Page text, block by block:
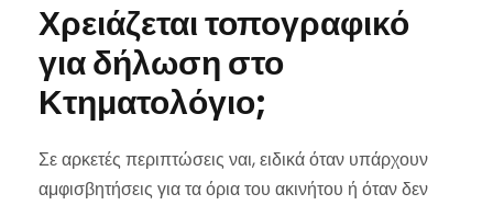
Χρειάζεται τοπογραφικό
για δήλωση στο
Κτηματολόγιο;
Σε αρκετές περιπτώσεις ναι, ειδικά όταν υπάρχουν
αμφισβητήσεις για τα όρια του ακινήτου ή όταν δεν